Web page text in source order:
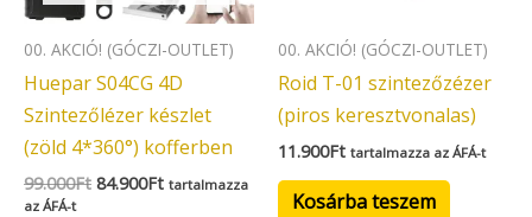
00. AKCIÓ! (GÓCZI-OUTLET)
Huepar S04CG 4D
Szintezőlézer készlet
(zöld 4*360°) kofferben
99.000Ft 84.900Ft tartalmazza
az ÁFÁ-t
00. AKCIÓ! (GÓCZI-OUTLET)
Roid T-01 szintezőzézer
(piros keresztvonalas)
11.900Ft tartalmazza az ÁFÁ-t
Kosárba teszem